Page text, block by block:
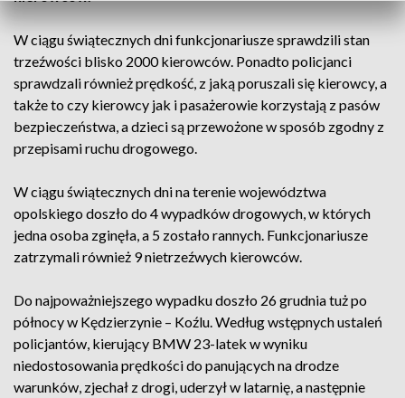
W ciągu świątecznych dni funkcjonariusze sprawdzili stan
trzeźwości blisko 2000 kierowców. Ponadto policjanci
sprawdzali również prędkość, z jaką poruszali się kierowcy, a
także to czy kierowcy jak i pasażerowie korzystają z pasów
bezpieczeństwa, a dzieci są przewożone w sposób zgodny z
przepisami ruchu drogowego.
W ciągu świątecznych dni na terenie województwa
opolskiego doszło do 4 wypadków drogowych, w których
jedna osoba zginęła, a 5 zostało rannych. Funkcjonariusze
zatrzymali również 9 nietrzeźwych kierowców.
Do najpoważniejszego wypadku doszło 26 grudnia tuż po
północy w Kędzierzynie – Koźlu. Według wstępnych ustaleń
policjantów, kierujący BMW 23-latek w wyniku
niedostosowania prędkości do panujących na drodze
warunków, zjechał z drogi, uderzył w latarnię, a następnie